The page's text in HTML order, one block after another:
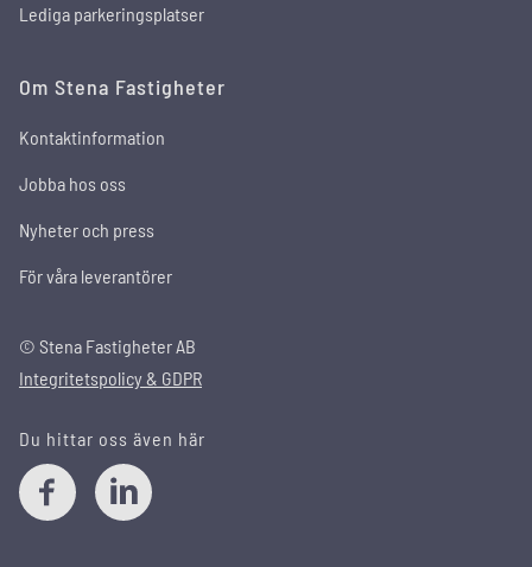
Lediga parkeringsplatser
Om Stena Fastigheter
Kontaktinformation
Jobba hos oss
Nyheter och press
För våra leverantörer
© Stena Fastigheter AB
Integritetspolicy & GDPR
Du hittar oss även här